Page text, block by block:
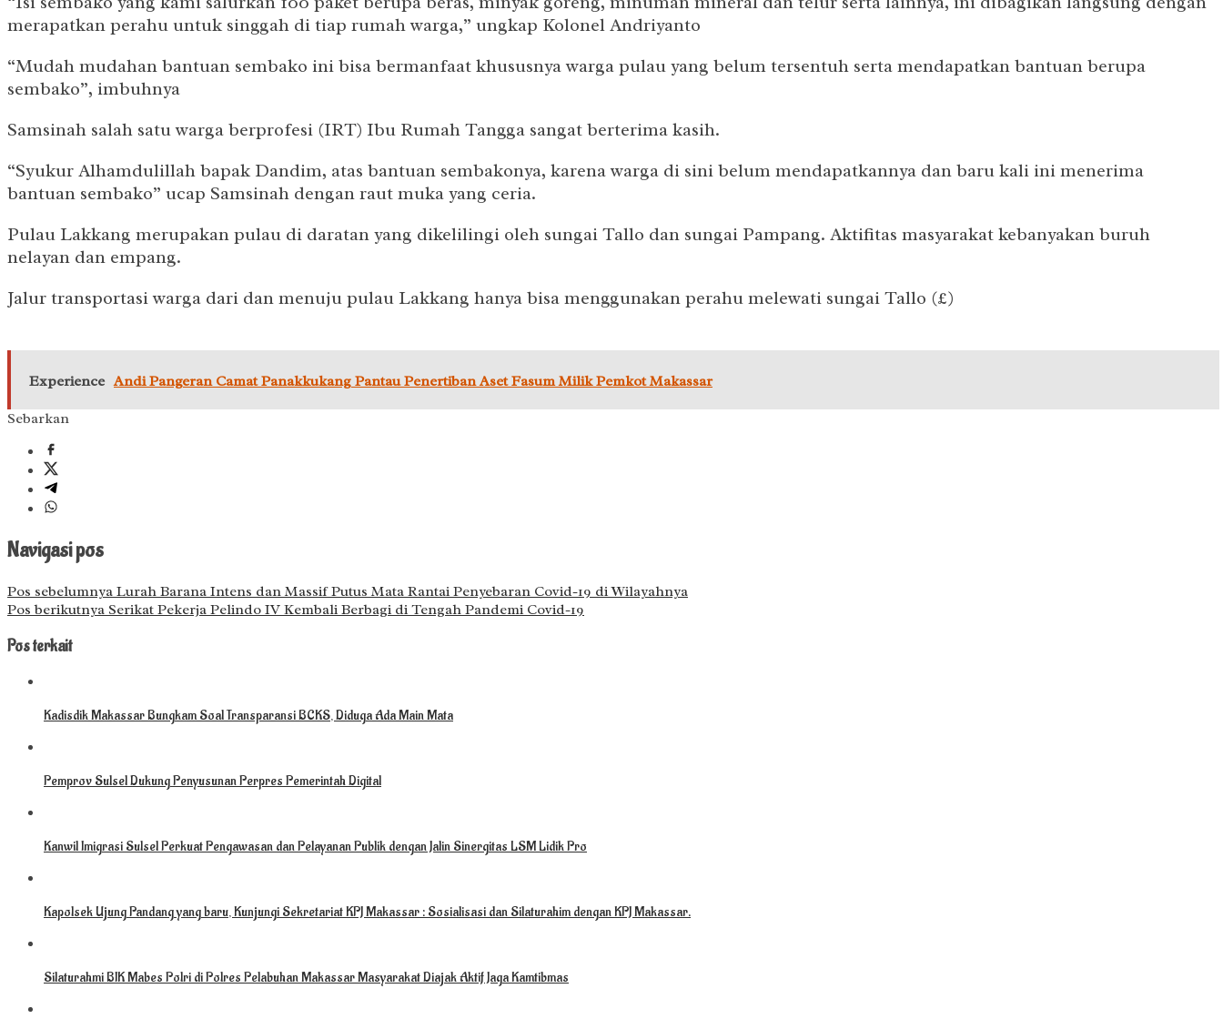
merapatkan perahu untuk singgah di tiap rumah warga,” ungkap Kolonel Andriyanto
“Mudah mudahan bantuan sembako ini bisa bermanfaat khususnya warga pulau yang belum tersentuh serta mendapatkan bantuan berupa
sembako”, imbuhnya
Samsinah salah satu warga berprofesi (IRT) Ibu Rumah Tangga sangat berterima kasih.
“Syukur Alhamdulillah bapak Dandim, atas bantuan sembakonya, karena warga di sini belum mendapatkannya dan baru kali ini menerima
bantuan sembako” ucap Samsinah dengan raut muka yang ceria.
Pulau Lakkang merupakan pulau di daratan yang dikelilingi oleh sungai Tallo dan sungai Pampang. Aktifitas masyarakat kebanyakan buruh
nelayan dan empang.
Jalur transportasi warga dari dan menuju pulau Lakkang hanya bisa menggunakan perahu melewati sungai Tallo (£)
Experience Andi Pangeran Camat Panakkukang Pantau Penertiban Aset Fasum Milik Pemkot Makassar
Sebarkan
Navigasi pos
Pos sebelumnya Lurah Barana Intens dan Massif Putus Mata Rantai Penyebaran Covid-19 di Wilayahnya
Pos berikutnya Serikat Pekerja Pelindo IV Kembali Berbagi di Tengah Pandemi Covid-19
Pos terkait
Kadisdik Makassar Bungkam Soal Transparansi BCKS, Diduga Ada Main Mata
Pemprov Sulsel Dukung Penyusunan Perpres Pemerintah Digital
Kanwil Imigrasi Sulsel Perkuat Pengawasan dan Pelayanan Publik dengan Jalin Sinergitas LSM Lidik Pro
Kapolsek Ujung Pandang yang baru, Kunjungi Sekretariat KPJ Makassar : Sosialisasi dan Silaturahim dengan KPJ Makassar.
Silaturahmi BIK Mabes Polri di Polres Pelabuhan Makassar Masyarakat Diajak Aktif Jaga Kamtibmas